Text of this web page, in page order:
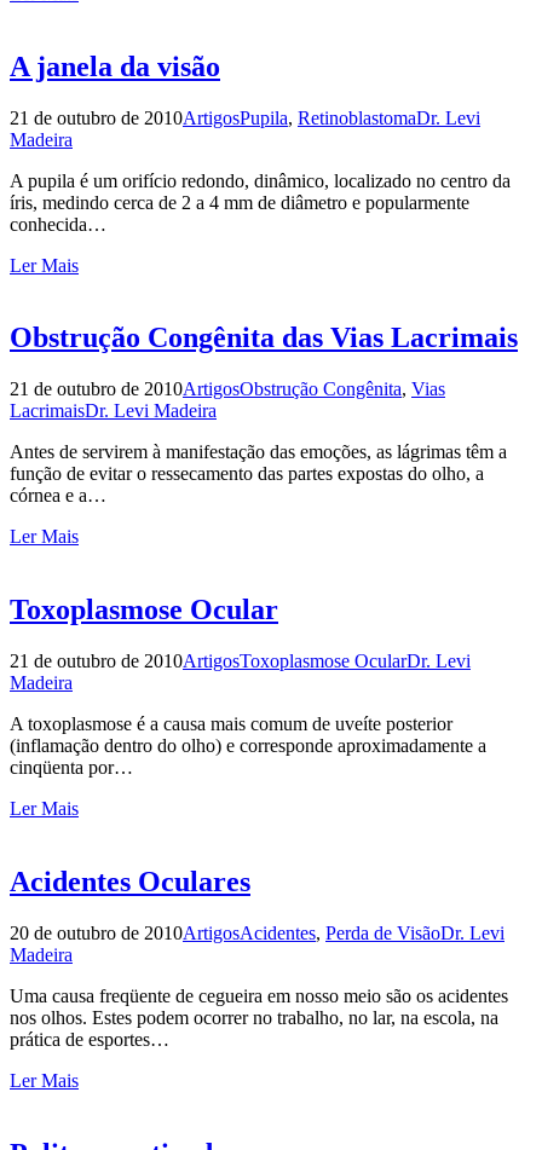
A janela da visão
21 de outubro de 2010ArtigosPupila, RetinoblastomaDr. Levi
Madeira
A pupila é um orifício redondo, dinâmico, localizado no centro da
íris, medindo cerca de 2 a 4 mm de diâmetro e popularmente
conhecida…
Ler Mais
Obstrução Congênita das Vias Lacrimais
21 de outubro de 2010ArtigosObstrução Congênita, Vias
LacrimaisDr. Levi Madeira
Antes de servirem à manifestação das emoções, as lágrimas têm a
função de evitar o ressecamento das partes expostas do olho, a
córnea e a…
Ler Mais
Toxoplasmose Ocular
21 de outubro de 2010ArtigosToxoplasmose OcularDr. Levi
Madeira
A toxoplasmose é a causa mais comum de uveíte posterior
(inflamação dentro do olho) e corresponde aproximadamente a
cinqüenta por…
Ler Mais
Acidentes Oculares
20 de outubro de 2010ArtigosAcidentes, Perda de VisãoDr. Levi
Madeira
Uma causa freqüente de cegueira em nosso meio são os acidentes
nos olhos. Estes podem ocorrer no trabalho, no lar, na escola, na
prática de esportes…
Ler Mais